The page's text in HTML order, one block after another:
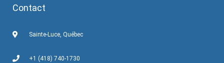
Contact
Sainte-Luce, Québec
+1 (418) 740-1730